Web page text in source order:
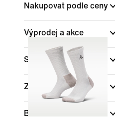
Nakupovat podle ceny
Výprodej a akce
Sporty
Značka(1)
Barva